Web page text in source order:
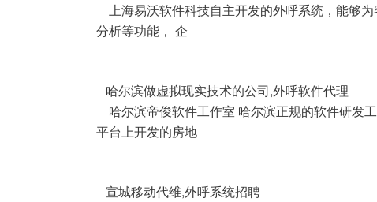
上海易沃软件科技自主开发的外呼系统，能够
分析等功能， 企
哈尔滨做虚拟现实技术的公司,外呼软件代理
哈尔滨帝俊软件工作室 哈尔滨正规的软件研发
平台上开发的房地
宣城移动代维,外呼系统招聘